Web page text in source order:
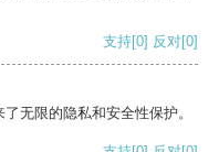
支持[0] 反对[0]
无限的隐私和安全性保护。